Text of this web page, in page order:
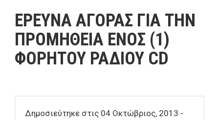
ΕΡΕΥΝΑ ΑΓΟΡΑΣ ΓΙΑ ΤΗΝ
ΠΡΟΜΗΘΕΙΑ ΕΝΟΣ (1)
ΦΟΡΗΤΟΥ ΡΑΔΙΟΥ CD
Δημοσιεύτηκε στις 04 Οκτώβριος, 2013 -